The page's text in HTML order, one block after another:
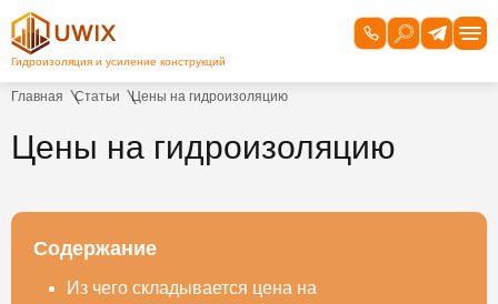
Главная Статьи Цены на гидроизоляцию
Цены на гидроизоляцию
Содержание
Из чего складывается цена на